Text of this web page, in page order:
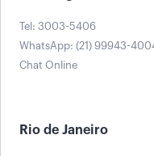
Tel: 3003-5406
WhatsApp: (21) 99943-
Chat Online
Rio de Janeiro